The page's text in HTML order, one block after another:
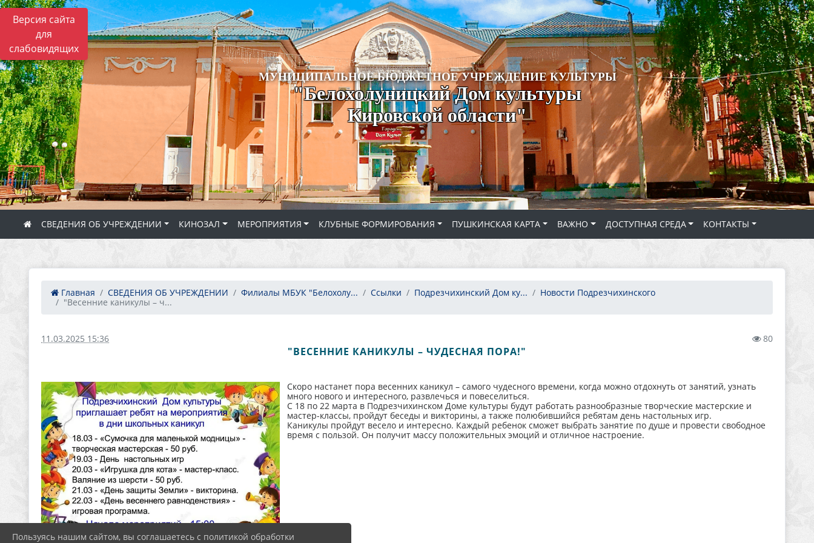
Версия сайта
для
слабовидящих
МУНИЦИПАЛЬНОЕ БЮДЖЕТНОЕ УЧРЕЖДЕНИЕ КУЛЬТУРЫ
"Белохолуницкий Дом культуры
Кировской области"
СВЕДЕНИЯ ОБ УЧРЕЖДЕНИИ КИНОЗАЛ МЕРОПРИЯТИЯ КЛУБНЫЕ ФОРМИРОВАНИЯ ПУШКИНСКАЯ КАРТА ВАЖНО ДОСТУПНАЯ СРЕДА КОНТАКТЫ
Главная СВЕДЕНИЯ ОБ УЧРЕЖДЕНИИ Филиалы МБУК "Белохолу... Ссылки Подрезчихинский Дом ку...
Новости Подрезчихинского
"Весенние каникулы – ч...
11.03.2025 15:36 80
"ВЕСЕННИЕ КАНИКУЛЫ – ЧУДЕСНАЯ ПОРА!"
Скоро настанет пора весенних каникул – самого чудесного времени, когда можно отдохнуть от занятий, узнать
много нового и интересного, развлечься и повеселиться.
С 18 по 22 марта в Подрезчихинском Доме культуры будут работать разнообразные творческие мастерские и
мастер-классы, пройдут беседы и викторины, а также полюбившийся ребятам день настольных игр.
Каникулы пройдут весело и интересно. Каждый ребенок сможет выбрать занятие по душе и провести свободное
время с пользой. Он получит массу положительных эмоций и отличное настроение.
Пользуясь нашим сайтом, вы соглашаетесь с политикой обработки